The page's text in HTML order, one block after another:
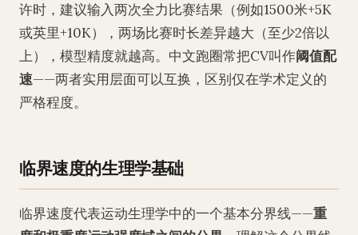
许时，建议输入两次全力比赛结果（例如1500米+5K
或英里+10K），两场比赛时长差异越大（至少2倍以
上），模型精度就越高。中文跑圈常把CV叫作阈值配
速——两者实用层面可以互换，区别仅在学术定义的
严格程度。
临界速度的生理学基础
临界速度代表运动生理学中的一个基本分界线——重